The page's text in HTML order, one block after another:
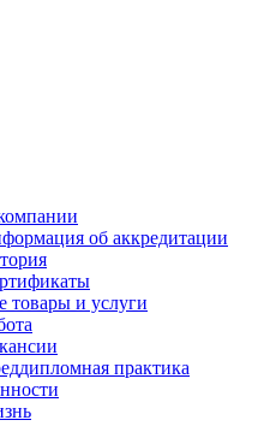
об аккредитации
товары и услуги
практика